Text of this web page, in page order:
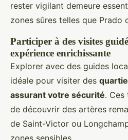
rester vigilant demeure
zones sûres telles que Prado
Participer à des visites
expérience enrichissante
Explorer avec des guides
idéale pour visiter des
assurant votre sécurité. Ces
de découvrir des artères
de Saint-Victor ou
zones sensibles.